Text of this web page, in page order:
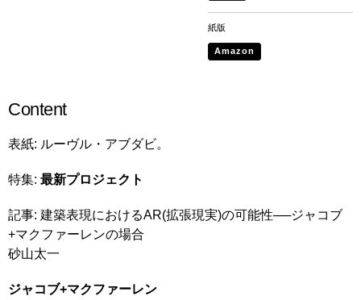
紙版
Amazon
Content
表紙: ルーヴル・アブダビ。
特集: 最新プロジェクト
記事: 建築表現におけるAR(拡張現実)の可能性──ジャコブ
+マクファーレンの場合
砂山太一
ジャコブ+マクファーレン